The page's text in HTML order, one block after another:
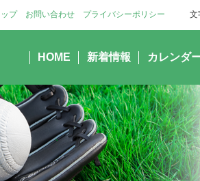
プ お問い合わせ プライバシーポリシー
HOME 新着情報 カレンダ
文